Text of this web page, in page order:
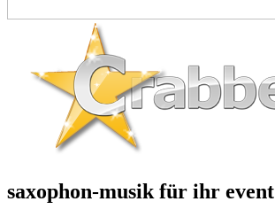
saxophon-musik für ihr event